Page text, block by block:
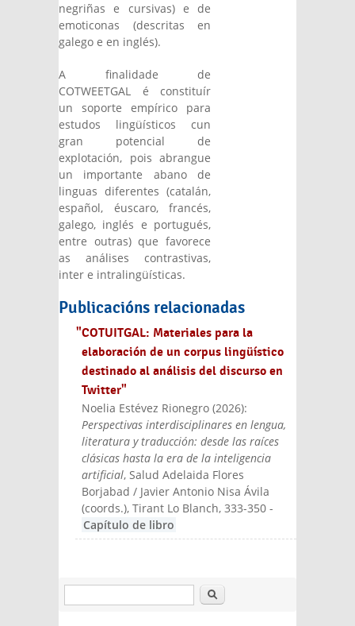
negriñas e cursivas) e de
emoticonas (descritas en
galego e en inglés).
A finalidade de
COTWEETGAL é constituír
un soporte empírico para
estudos lingüísticos cun
gran potencial de
explotación, pois abrangue
un importante abano de
linguas diferentes (catalán,
español, éuscaro, francés,
galego, inglés e portugués,
entre outras) que favorece
as análises contrastivas,
inter e intralingüísticas.
Publicacións relacionadas
"COTUITGAL: Materiales para la
elaboración de un corpus lingüístico
destinado al análisis del discurso en
Twitter"
Noelia Estévez Rionegro (2026):
Perspectivas interdisciplinares en lengua,
literatura y traducción: desde las raíces
clásicas hasta la era de la inteligencia
artificial, Salud Adelaida Flores
Borjabad / Javier Antonio Nisa Ávila
(coords.), Tirant Lo Blanch, 333-350 -
Capítulo de libro
Buscar